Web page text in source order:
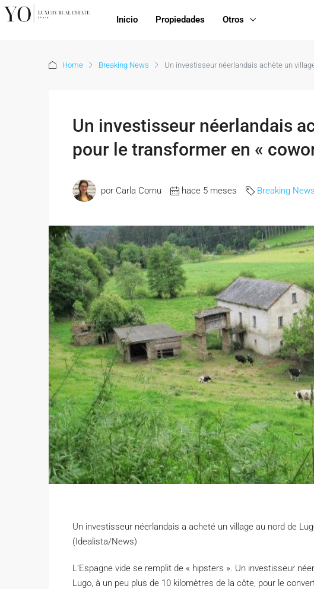
Inicio Propiedades Otros
Home Breaking News Un investisseur néerlandais achète un
Un investisseur néerlandais
pour le transformer en «
por Carla Cornu hace 5 meses Breaking News
Un investisseur néerlandais a acheté un village au nord de
(Idealista/News)
L’Espagne vide se remplit de « hipsters ». Un investisseur
Lugo, à un peu plus de 10 kilomètres de la côte, pour le